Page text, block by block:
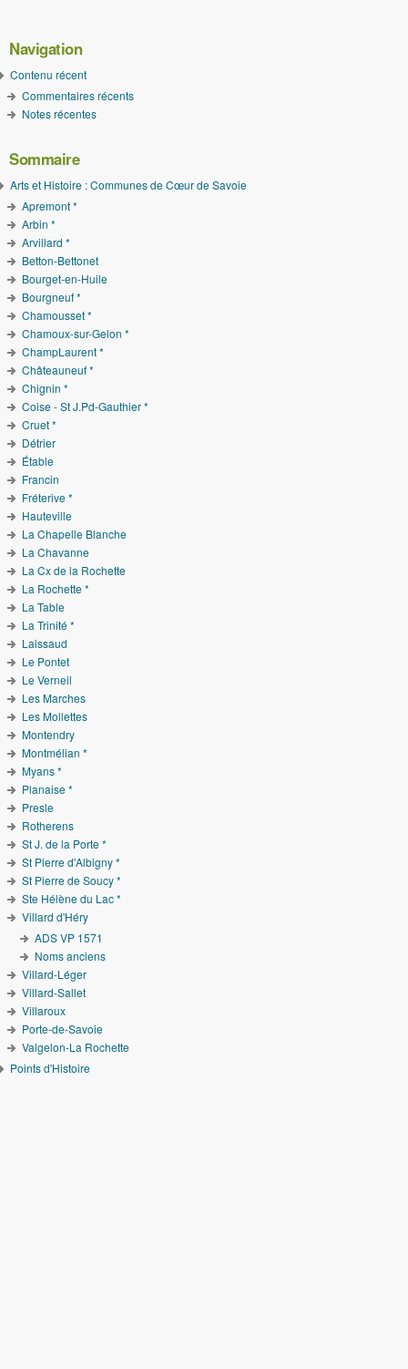
Navigation
Contenu récent
Commentaires récents
Notes récentes
Sommaire
Arts et Histoire : Communes de Cœur de Savoie
Apremont *
Arbin *
Arvillard *
Betton-Bettonet
Bourget-en-Huile
Bourgneuf *
Chamousset *
Chamoux-sur-Gelon *
ChampLaurent *
Châteauneuf *
Chignin *
Coise - St J.Pd-Gauthier *
Cruet *
Détrier
Étable
Francin
Fréterive *
Hauteville
La Chapelle Blanche
La Chavanne
La Cx de la Rochette
La Rochette *
La Table
La Trinité *
Laissaud
Le Pontet
Le Verneil
Les Marches
Les Mollettes
Montendry
Montmélian *
Myans *
Planaise *
Presle
Rotherens
St J. de la Porte *
St Pierre d'Albigny *
St Pierre de Soucy *
Ste Hélène du Lac *
Villard d'Héry
ADS VP 1571
Noms anciens
Villard-Léger
Villard-Sallet
Villaroux
Porte-de-Savoie
Valgelon-La Rochette
Points d'Histoire